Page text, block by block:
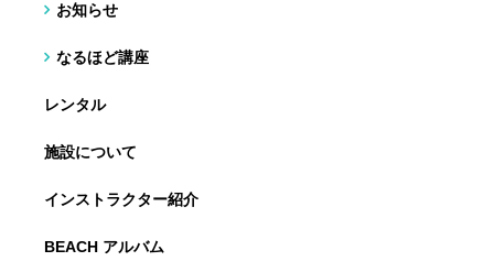
お知らせ
なるほど講座
レンタル
施設について
インストラクター紹介
BEACH アルバム